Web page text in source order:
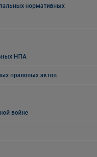
нормативных
НПА
правовых актов
войне